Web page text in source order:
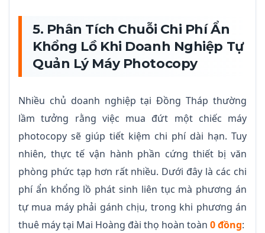
5. Phân Tích Chuỗi Chi Phí Ẩn
Khổng Lồ Khi Doanh Nghiệp Tự
Quản Lý Máy Photocopy
Nhiều chủ doanh nghiệp tại Đồng Tháp thường
lầm tưởng rằng việc mua đứt một chiếc máy
photocopy sẽ giúp tiết kiệm chi phí dài hạn. Tuy
nhiên, thực tế vận hành phần cứng thiết bị văn
phòng phức tạp hơn rất nhiều. Dưới đây là các chi
phí ẩn khổng lồ phát sinh liên tục mà phương án
tự mua máy phải gánh chịu, trong khi phương án
thuê máy tại Mai Hoàng đài thọ hoàn toàn 0 đồng: